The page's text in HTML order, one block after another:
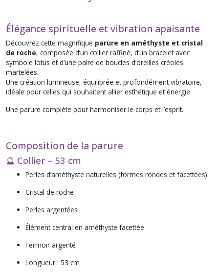
Élégance spirituelle et vibration apaisante
Découvrez cette magnifique parure en améthyste et cristal
de roche, composée d’un collier raffiné, d’un bracelet avec
symbole lotus et d’une paire de boucles d’oreilles créoles
martelées.
Une création lumineuse, équilibrée et profondément vibratoire,
idéale pour celles qui souhaitent allier esthétique et énergie.
Une parure complète pour harmoniser le corps et l’esprit.
Composition de la parure
🔮 Collier – 53 cm
Perles d’améthyste naturelles (formes rondes et facettées)
Cristal de roche
Perles argentées
Élément central en améthyste facettée
Fermoir argenté
Longueur : 53 cm